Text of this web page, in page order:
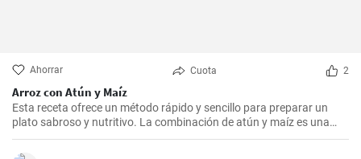
Ahorrar Cuota 2
Arroz con Atún y Maíz
Esta receta ofrece un método rápido y sencillo para preparar un
plato sabroso y nutritivo. La combinación de atún y maíz es una
excelente manera de agregar algo de proteína y color a nuestra
dieta diaria.